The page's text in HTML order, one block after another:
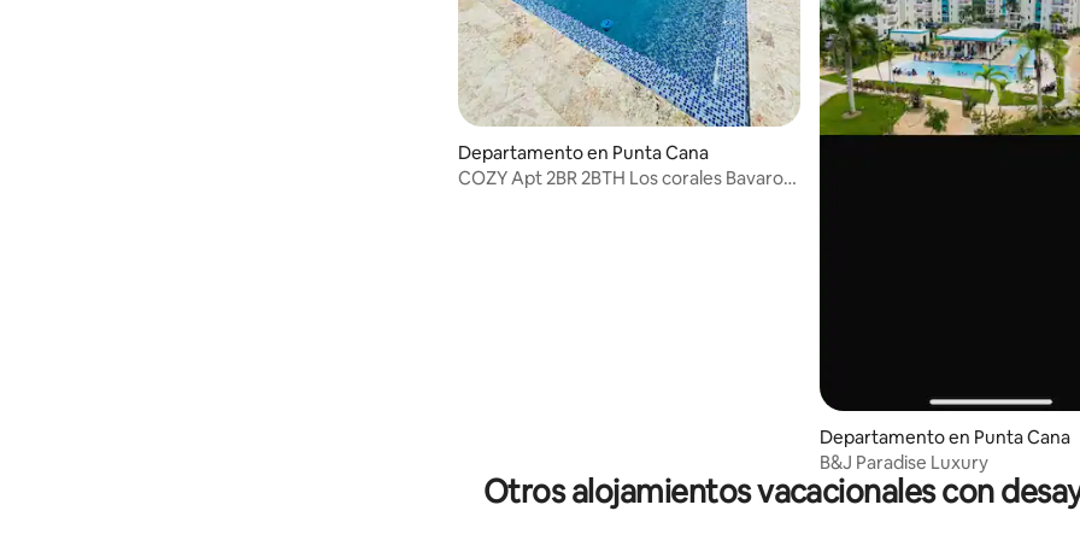
Departamento en Punta Cana
COZY Apt 2BR 2BTH Los corales Bavaro
Departamento en Punta Cana
B&J Paradise Luxury
Otros alojamientos vacacionales con